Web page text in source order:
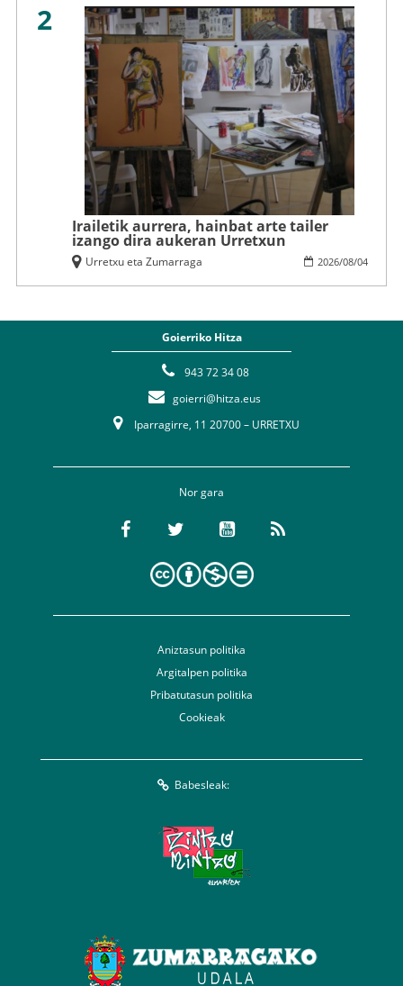
2
Irailetik aurrera, hainbat arte tailer
izango dira aukeran Urretxun
2026/08/04
Urretxu eta Zumarraga
Goierriko Hitza
943 72 34 08
goierri@hitza.eus
Iparragirre, 11 20700 – URRETXU
Nor gara
Aniztasun politika
Argitalpen politika
Pribatutasun politika
Cookieak
Babesleak: